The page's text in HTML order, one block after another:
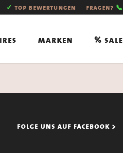
✓ top bewertungen fragen? 📞
marken % sale
folge uns auf facebook >